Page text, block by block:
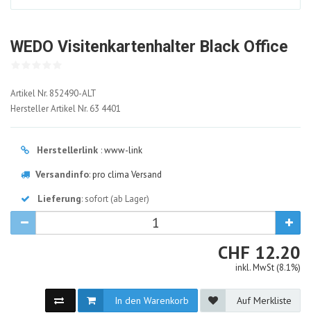
WEDO Visitenkartenhalter Black Office
852490-
ALT
Artikel Nr. 852490-ALT
Hersteller Artikel Nr. 63 4401
Herstellerlink :www-link
Versandinfo:pro clima Versand
Lieferung: sofort (ab Lager)
CHF CHF
12.20
inkl. MwSt (8.1%)
In den Warenkorb Auf Merkliste